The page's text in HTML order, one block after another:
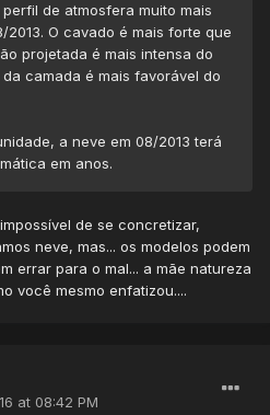
de atmosfera muito mais
O cavado é mais forte que
projetada é mais intensa do
camada é mais favorável do
a neve em 08/2013 terá
em anos.
de se concretizar,
neve, mas... os modelos podem
errar para o mal... a mãe natureza
você mesmo enfatizou....
at 08:42 PM